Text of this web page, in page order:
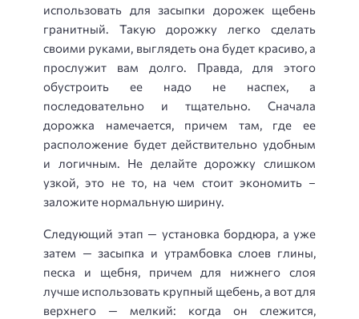
использовать для засыпки дорожек щебень
гранитный. Такую дорожку легко сделать
своими руками, выглядеть она будет красиво, а
прослужит вам долго. Правда, для этого
обустроить ее надо не наспех, а
последовательно и тщательно. Сначала
дорожка намечается, причем там, где ее
расположение будет действительно удобным
и логичным. Не делайте дорожку слишком
узкой, это не то, на чем стоит экономить –
заложите нормальную ширину.
Следующий этап — установка бордюра, а уже
затем — засыпка и утрамбовка слоев глины,
песка и щебня, причем для нижнего слоя
лучше использовать крупный щебень, а вот для
верхнего — мелкий: когда он слежится,